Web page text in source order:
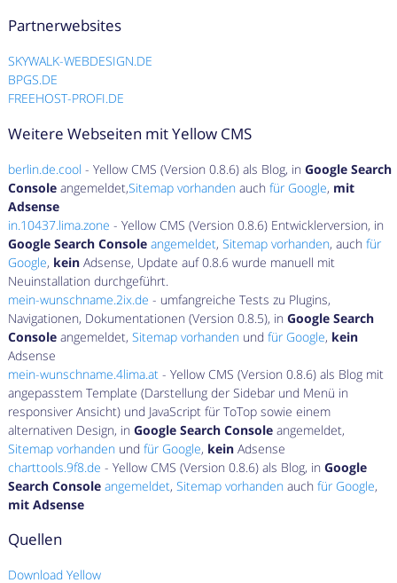
Partnerwebsites
SKYWALK-WEBDESIGN.DE
BPGS.DE
FREEHOST-PROFI.DE
Weitere Webseiten mit Yellow CMS
berlin.de.cool - Yellow CMS (Version 0.8.6) als Blog, inGoogle Search
Console angemeldet,Sitemap vorhanden auchfür Google, mit
Adsense
in.10437.lima.zone - Yellow CMS (Version 0.8.6) Entwicklerversion, in
Google Search Console angemeldet, Sitemap vorhanden, auchfür
Google, kein Adsense, Update auf 0.8.6 wurde manuell mit
Neuinstallation durchgeführt.
mein-wunschname.2ix.de - umfangreiche Tests zu Plugins,
Navigationen, Dokumentationen (Version 0.8.5), inGoogle Search
Console angemeldet, Sitemap vorhanden undfür Google, kein
Adsense
mein-wunschname.4lima.at - Yellow CMS (Version 0.8.6) als Blog mit
angepasstem Template (Darstellung der Sidebar und Menü in
responsiver Ansicht) und JavaScript für ToTop sowie einem
alternativen Design, inGoogle Search Console angemeldet,
Sitemap vorhanden undfür Google, kein Adsense
charttools.9f8.de - Yellow CMS (Version 0.8.6) als Blog, inGoogle
Search Console angemeldet, Sitemap vorhanden auchfür Google,
mit Adsense
Quellen
Download Yellow